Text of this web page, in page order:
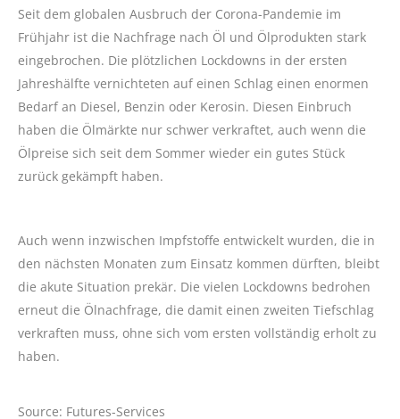
Seit dem globalen Ausbruch der Corona-Pandemie im
Frühjahr ist die Nachfrage nach Öl und Ölprodukten stark
eingebrochen. Die plötzlichen Lockdowns in der ersten
Jahreshälfte vernichteten auf einen Schlag einen enormen
Bedarf an Diesel, Benzin oder Kerosin. Diesen Einbruch
haben die Ölmärkte nur schwer verkraftet, auch wenn die
Ölpreise sich seit dem Sommer wieder ein gutes Stück
zurück gekämpft haben.
Auch wenn inzwischen Impfstoffe entwickelt wurden, die in
den nächsten Monaten zum Einsatz kommen dürften, bleibt
die akute Situation prekär. Die vielen Lockdowns bedrohen
erneut die Ölnachfrage, die damit einen zweiten Tiefschlag
verkraften muss, ohne sich vom ersten vollständig erholt zu
haben.
Source: Futures-Services